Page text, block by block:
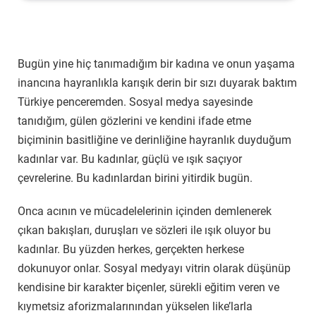
Bugün yine hiç tanımadığım bir kadına ve onun yaşama
inancına hayranlıkla karışık derin bir sızı duyarak baktım
Türkiye penceremden. Sosyal medya sayesinde
tanıdığım, gülen gözlerini ve kendini ifade etme
biçiminin basitliğine ve derinliğine hayranlık duyduğum
kadınlar var. Bu kadınlar, güçlü ve ışık saçıyor
çevrelerine. Bu kadınlardan birini yitirdik bugün.
Onca acının ve mücadelelerinin içinden demlenerek
çıkan bakışları, duruşları ve sözleri ile ışık oluyor bu
kadınlar. Bu yüzden herkes, gerçekten herkese
dokunuyor onlar. Sosyal medyayı vitrin olarak düşünüp
kendisine bir karakter biçenler, sürekli eğitim veren ve
kıymetsiz aforizmalarınından yükselen like’larla